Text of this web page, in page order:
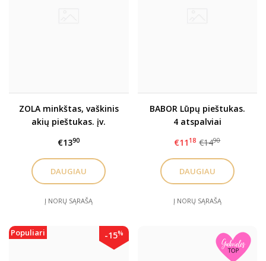
ZOLA minkštas, vaškinis
akių pieštukas. įv.
€1390
DAUGIAU
Į NORŲ SĄRAŠĄ
BABOR Lūpų pieštukas.
4 atspalviai
€11 18 €1490
DAUGIAU
Į NORŲ SĄRAŠĄ
Populiari -15%